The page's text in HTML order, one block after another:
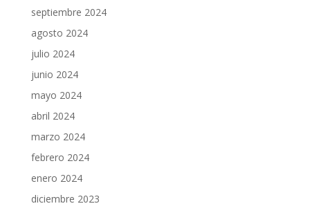
septiembre 2024
agosto 2024
julio 2024
junio 2024
mayo 2024
abril 2024
marzo 2024
febrero 2024
enero 2024
diciembre 2023